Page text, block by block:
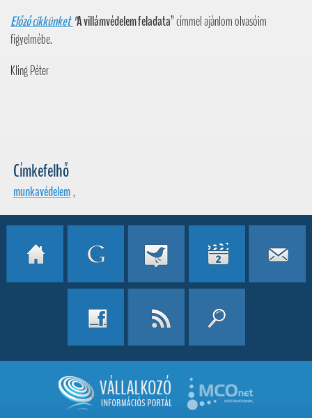
Előző cikkünket"A villámvédelem feladata” címmel ajánlom olvasóim
figyelmébe.
Kling Péter
Címkefelhő
munkavédelem,